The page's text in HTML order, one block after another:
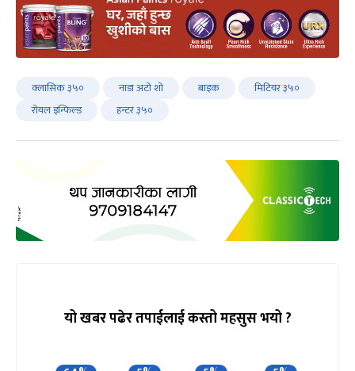
क्लासिक ३५० नाडा अटो शो बाइक
मिटियर ३५०
रोयल इन्फिल्ड
हन्टर ३५०
यो खबर पढेर तपाईलाई कस्तो महसुस भयो ?